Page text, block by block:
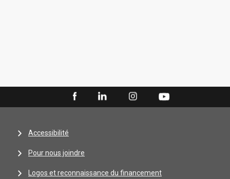
Accessibilité
Pour nous joindre
Logos et reconnaissance du financement